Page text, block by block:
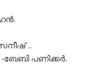
..
ബേബി പണിക്കർ.